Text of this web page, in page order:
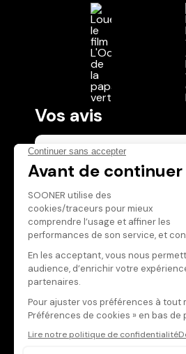
Vos avis
Donnez votre avis
Votre note
Votre commentaire
Il faut vous connecter pour
publier un avis
CONNEXION